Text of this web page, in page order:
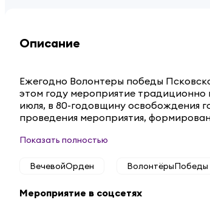
Описание
Ежегодно Волонтеры победы
этом году мероприятие
июля, в 80-годовщину освобождения
проведения мероприятия,
Показать полностью
ВечевойОрден ВолонтёрыПобеды
Мероприятие в соцсетях